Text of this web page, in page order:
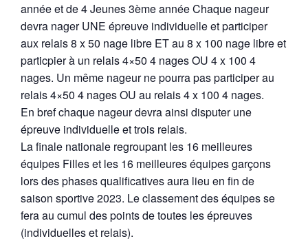
année et de 4 Jeunes 3ème année Chaque nageur
devra nager UNE épreuve individuelle et participer
aux relais 8 x 50 nage libre ET au 8 x 100 nage libre et
particpier à un relais 4×50 4 nages OU 4 x 100 4
nages. Un même nageur ne pourra pas participer au
relais 4×50 4 nages OU au relais 4 x 100 4 nages.
En bref chaque nageur devra ainsi disputer une
épreuve individuelle et trois relais.
La finale nationale regroupant les 16 meilleures
équipes Filles et les 16 meilleures équipes garçons
lors des phases qualificatives aura lieu en fin de
saison sportive 2023. Le classement des équipes se
fera au cumul des points de toutes les épreuves
(individuelles et relais).